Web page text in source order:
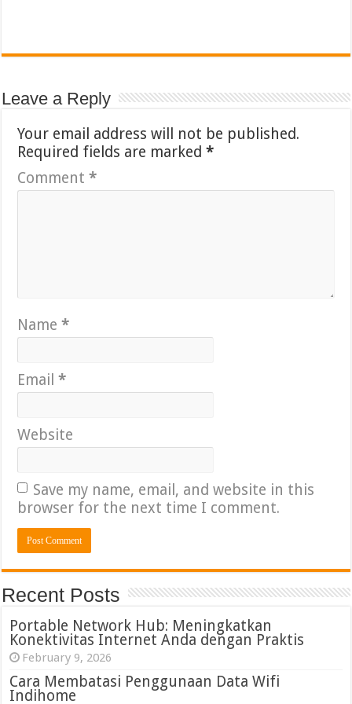
Leave a Reply
Your email address will not be published.
Required fields are marked*
Comment*
Name*
Email*
Website
Save my name, email, and website in this
browser for the next time I comment.
Recent Posts
Portable Network Hub: Meningkatkan
Konektivitas Internet Anda dengan Praktis
February 9, 2026
Cara Membatasi Penggunaan Data Wifi
Indihome